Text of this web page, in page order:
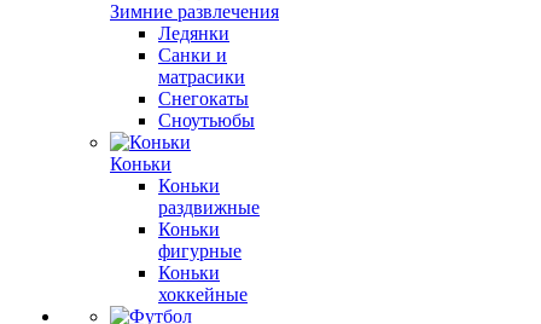
Зимние развлечения
Ледянки
Санки и
матрасики
Снегокаты
Сноутьюбы
Коньки
Коньки
раздвижные
Коньки
фигурные
Коньки
хоккейные